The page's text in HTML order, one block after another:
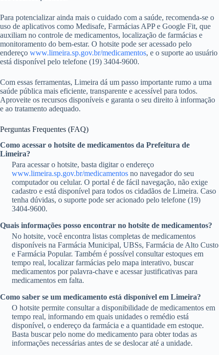
Para potencializar ainda mais o cuidado com a saúde, recomenda-se o
uso de aplicativos como Medisafe, Farmácias APP e Google Fit, que
auxiliam no controle de medicamentos, localização de farmácias e
monitoramento do bem-estar. O hotsite pode ser acessado pelo
endereço www.limeira.sp.gov.br/medicamentos, e o suporte ao usuário
está disponível pelo telefone (19) 3404-9600.
Com essas ferramentas, Limeira dá um passo importante rumo a uma
saúde pública mais eficiente, transparente e acessível para todos.
Aproveite os recursos disponíveis e garanta o seu direito à informação
e ao tratamento adequado.
Perguntas Frequentes (FAQ)
Como acessar o hotsite de medicamentos da Prefeitura de
Limeira?
Para acessar o hotsite, basta digitar o endereço
www.limeira.sp.gov.br/medicamentos no navegador do seu
computador ou celular. O portal é de fácil navegação, não exige
cadastro e está disponível para todos os cidadãos de Limeira. Caso
tenha dúvidas, o suporte pode ser acionado pelo telefone (19)
3404-9600.
Quais informações posso encontrar no hotsite de medicamentos?
No hotsite, você encontra listas completas de medicamentos
disponíveis na Farmácia Municipal, UBSs, Farmácia de Alto Custo
e Farmácia Popular. Também é possível consultar estoques em
tempo real, localizar farmácias pelo mapa interativo, buscar
medicamentos por palavra-chave e acessar justificativas para
medicamentos em falta.
Como saber se um medicamento está disponível em Limeira?
O hotsite permite consultar a disponibilidade de medicamentos em
tempo real, informando em quais unidades o remédio está
disponível, o endereço da farmácia e a quantidade em estoque.
Basta buscar pelo nome do medicamento para obter todas as
informações necessárias antes de se deslocar até a unidade.